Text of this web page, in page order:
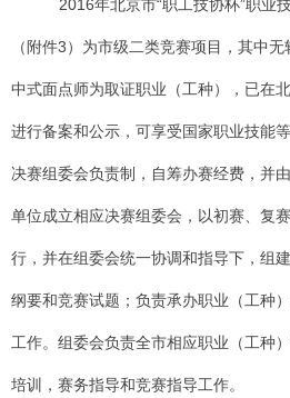
2016年北京市“职工技协杯”职业
（附件3）为市级二类竞赛项目，其中无
中式面点师为取证职业（工种），已在
进行备案和公示，可享受国家职业技能
决赛组委会负责制，自筹办赛经费，并
单位成立相应决赛组委会，以初赛、复
行，并在组委会统一协调和指导下，组
纲要和竞赛试题；负责承办职业（工种
工作。组委会负责全市相应职业（工种
培训，赛务指导和竞赛指导工作。